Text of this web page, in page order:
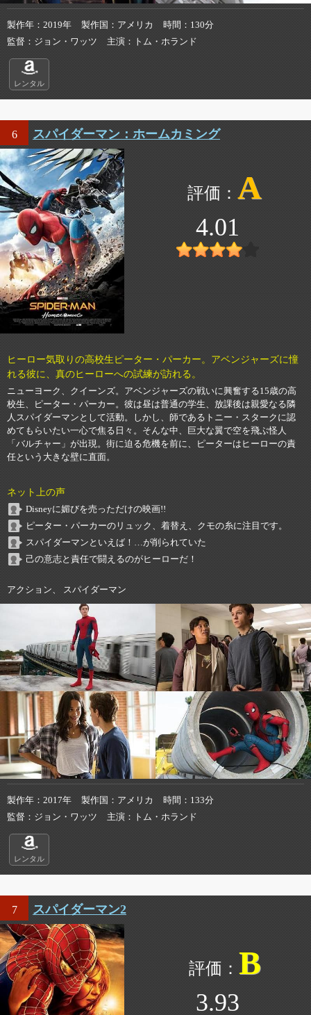
製作年 2019年 製作国 アメリカ 時間
130分
監督
ジョン・ワッツ 主演 トム・ホランド
レンタル
6 スパイダーマン：ホームカミング
A
4.01
ヒーロー気取りの高校生ピーター・パーカー。アベンジャーズに憧
れる彼に、真のヒーローへの試練が訪れる。
ニューヨーク、クイーンズ。アベンジャーズの戦いに興奮する15歳の高
校生、ピーター・パーカー。彼は昼は普通の学生、放課後は親愛なる隣
人スパイダーマンとして活動。しかし、師であるトニー・スタークに認
めてもらいたい一心で焦る日々。そんな中、巨大な翼で空を飛ぶ怪人
「バルチャー」が出現。街に迫る危機を前に、ピーターはヒーローの責
任という大きな壁に直面。
ネット上の声
Disneyに媚びを売っただけの映画!!
ピーター・パーカーのリュック、着替え、クモの糸に注目です。
スパイダーマンといえば！…が削られていた
己の意志と責任で闘えるのがヒーローだ！
アクション、 スパイダーマン
製作年 2017年 製作国 アメリカ 時間
133分
監督
ジョン・ワッツ 主演 トム・ホランド
レンタル
7 スパイダーマン2
B
3.93